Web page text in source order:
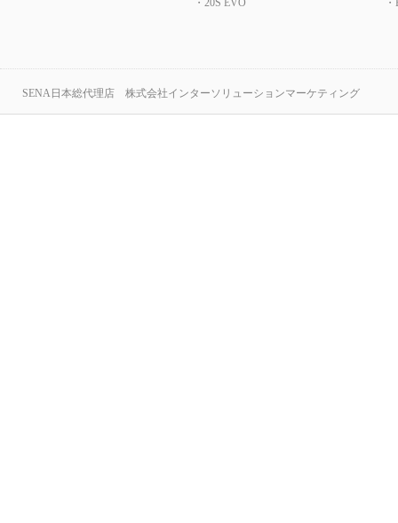
・20S EVO
SENA日本総代理店 株式会社インターソリューションマーケティング